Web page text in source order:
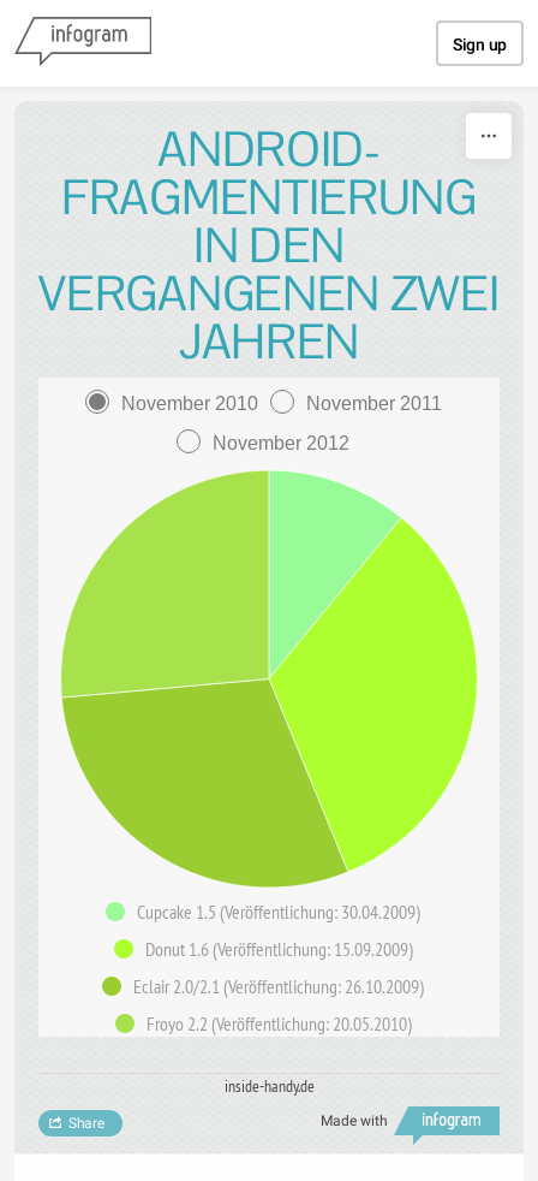
Sign up
ANDROID-
FRAGMENTIERUNG
IN DEN
VERGANGENEN ZWEI
JAHREN
November 2010
November 2011
November 2012
Cupcake 1.5 (Veröffentlichung: 30.04.2009)
Donut 1.6 (Veröffentlichung: 15.09.2009)
Eclair 2.0/2.1 (Veröffentlichung: 26.10.2009)
Froyo 2.2 (Veröffentlichung: 20.05.2010)
inside-handy.de
Made with
Share